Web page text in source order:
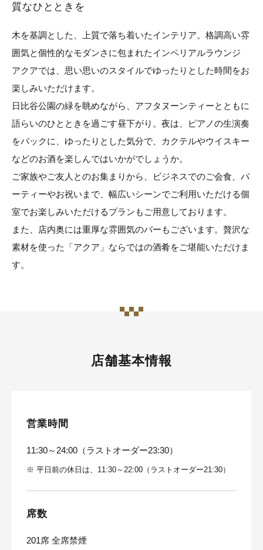
質なひとときを
木を基調とした、上質で落ち着いたインテリア。格調高い雰
囲気と個性的なモダンさに包まれたインペリアルラウンジ
アクアでは、思い思いのスタイルでゆったりとした時間をお
楽しみいただけます。
日比谷公園の緑を眺めながら、アフタヌーンティーとともに
語らいのひとときを過ごす昼下がり。夜は、ピアノの生演奏
をバックに、ゆったりとした気分で、カクテルやウイスキー
などのお酒を楽しんではいかがでしょうか。
ご家族やご友人とのお集まりから、ビジネスでのご会食、パ
ーティーやお祝いまで、幅広いシーンでご利用いただける個
室でお楽しみいただけるプランもご用意しております。
また、店内奥には重厚な雰囲気のバーもございます。贅沢な
素材を使った「アクア」ならではの酒肴をご堪能いただけま
す。
店舗基本情報
営業時間
11:30～24:00（ラストオーダー23:30）
※ 平日前の休日は、11:30～22:00（ラストオーダー21:30）
席数
201席 全席禁煙